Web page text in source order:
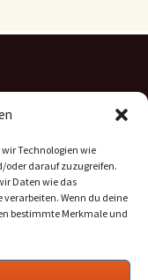
Technologien wie
oder darauf zuzugreifen.
Daten wie das
verarbeiten. Wenn du deine
bestimmte Merkmale und